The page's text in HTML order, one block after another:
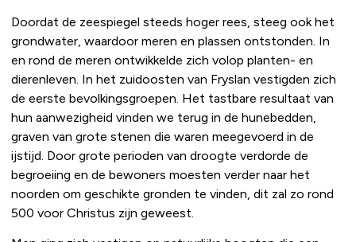
Doordat de zeespiegel steeds hoger rees, steeg ook het
grondwater, waardoor meren en plassen ontstonden. In
en rond de meren ontwikkelde zich volop planten- en
dierenleven. In het zuidoosten van Fryslan vestigden zich
de eerste bevolkingsgroepen. Het tastbare resultaat van
hun aanwezigheid vinden we terug in de hunebedden,
graven van grote stenen die waren meegevoerd in de
ijstijd. Door grote perioden van droogte verdorde de
begroeiing en de bewoners moesten verder naar het
noorden om geschikte gronden te vinden, dit zal zo rond
500 voor Christus zijn geweest.